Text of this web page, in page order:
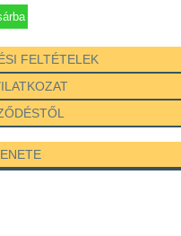
FELTÉTELEK